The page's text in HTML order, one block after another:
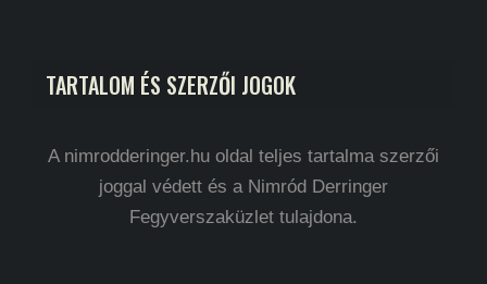
TARTALOM ÉS SZERZŐI JOGOK
A nimrodderinger.hu oldal teljes tartalma szerzői
joggal védett és a Nimród Derringer
Fegyverszaküzlet tulajdona.